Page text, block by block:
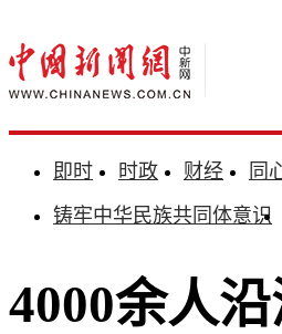
即时 时政 财经 同
铸牢中华民族共同体意识
4000余人